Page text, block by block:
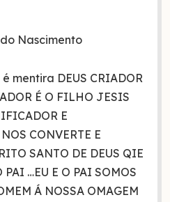
Nascimento
mentira DEUS CRIADOR
É O FILHO JESIS
E
CONVERTE E
SANTO DE DEUS QIE
PAI …EU E O PAI SOMOS
Á NOSSA OMAGEM